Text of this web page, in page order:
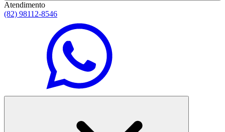
Atendimento
(82) 98112-8546